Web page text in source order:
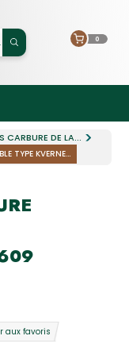
0
CARBURE DE LA...
TYPE KVERNE...
aux favoris